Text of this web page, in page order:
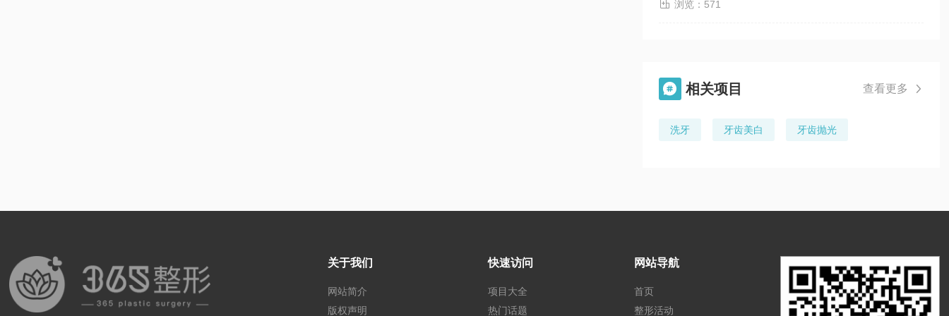
 浏览：571
 相关项目 查看更多 
洗牙 牙齿美白 牙齿抛光
关于我们
网站简介
版权声明
快速访问
项目大全
热门话题
网站导航
首页
整形活动